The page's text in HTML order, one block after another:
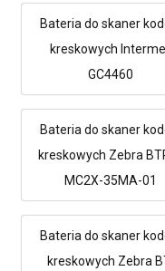
Bateria do skaner
kreskowych
GC4460
Bateria do skaner
kreskowych Zebra
MC2X-35MA-01
Bateria do skaner
kreskowych Zebra